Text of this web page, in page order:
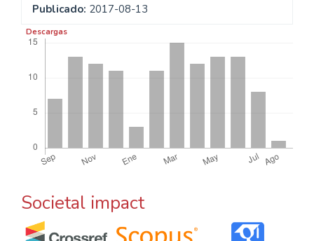
Publicado: 2017-08-13
Descargas
Societal impact